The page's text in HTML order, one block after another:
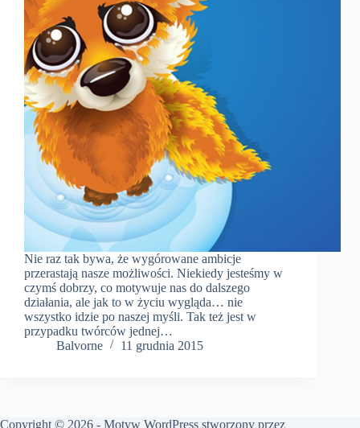
Nie raz tak bywa, że wygórowane ambicje
przerastają nasze możliwości. Niekiedy jesteśmy w
czymś dobrzy, co motywuje nas do dalszego
działania, ale jak to w życiu wygląda… nie
wszystko idzie po naszej myśli. Tak też jest w
przypadku twórców jednej…
Balvorne
11 grudnia 2015
Copyright © 2026 - Motyw WordPress stworzony przez